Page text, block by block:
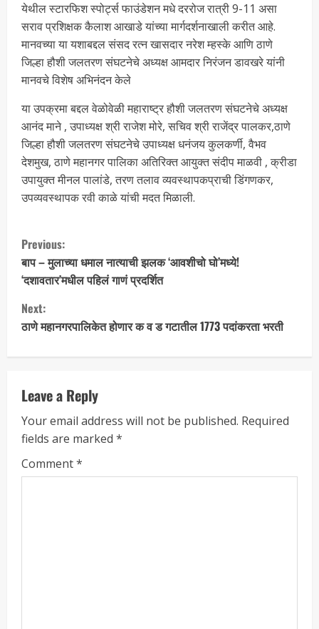
येथील स्टारफिश स्पोर्ट्स फाउंडेशन मधे दररोज रात्री 9-11 असा
सराव प्रशिक्षक कैलाश आखाडे यांच्या मार्गदर्शनाखाली करीत आहे.
मानवच्या या यशाबद्दल संसद रत्न खासदार नरेश म्हस्के आणि ठाणे
जिल्हा हौशी जलतरण संघटनेचे अध्यक्ष आमदार निरंजन डावखरे यांनी
मानवचे विशेष अभिनंदन केले
या उपक्रमा बद्दल वेळोवेळी महाराष्ट्र हौशी जलतरण संघटनेचे अध्यक्ष
आनंद माने , उपाध्यक्ष श्री राजेश मोरे, सचिव श्री राजेंद्र पालकर,ठाणे
जिल्हा हौशी जलतरण संघटनेचे उपाध्यक्ष धनंजय कुलकर्णी, वैभव
देशमुख, ठाणे महानगर पालिका अतिरिक्त आयुक्त संदीप माळवी , क्रीडा
उपायुक्त मीनल पालांडे, तरण तलाव व्यवस्थापकप्राची डिंगणकर,
उपव्यवस्थापक रवी काळे यांची मदत मिळाली.
Previous:
बाप – मुलाच्या धमाल नात्याची झलक ‘आवशीचो घो’मध्ये!
‘दशावतार’मधील पहिलं गाणं प्रदर्शित
Next:
ठाणे महानगरपालिकेत होणार क व ड गटातील 1773 पदांकरता भरती
Leave a Reply
Your email address will not be published. Required
fields are marked *
Comment*